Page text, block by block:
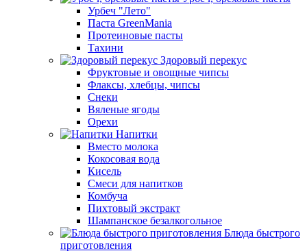
Урбеч "Лето"
Паста GreenMania
Протеиновые пасты
Тахини
Здоровый перекус
Фруктовые и овощные чипсы
Флаксы, хлебцы, чипсы
Снеки
Вяленые ягоды
Орехи
Напитки
Вместо молока
Кокосовая вода
Кисель
Смеси для напитков
Комбуча
Пихтовый экстракт
Шампанское безалкогольное
Блюда быстрого
приготовления